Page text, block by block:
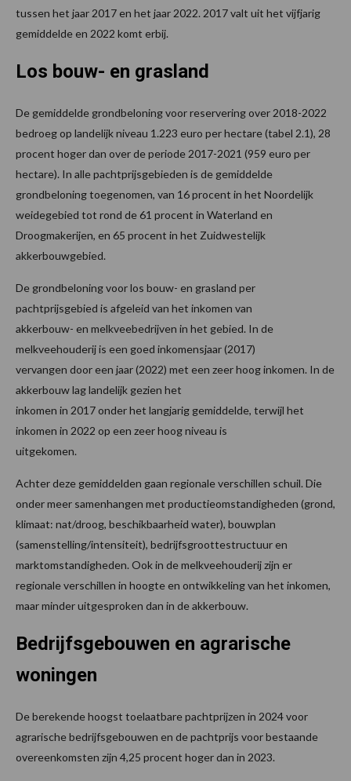
tussen het jaar 2017 en het jaar 2022. 2017 valt uit het vijfjarig
gemiddelde en 2022 komt erbij.
Los bouw- en grasland
De gemiddelde grondbeloning voor reservering over 2018-2022
bedroeg op landelijk niveau 1.223 euro per hectare (tabel 2.1), 28
procent hoger dan over de periode 2017-2021 (959 euro per
hectare). In alle pachtprijsgebieden is de gemiddelde
grondbeloning toegenomen, van 16 procent in het Noordelijk
weidegebied tot rond de 61 procent in Waterland en
Droogmakerijen, en 65 procent in het Zuidwestelijk
akkerbouwgebied.
De grondbeloning voor los bouw- en grasland per
pachtprijsgebied is afgeleid van het inkomen van
akkerbouw- en melkveebedrijven in het gebied. In de
melkveehouderij is een goed inkomensjaar (2017)
vervangen door een jaar (2022) met een zeer hoog inkomen. In de
akkerbouw lag landelijk gezien het
inkomen in 2017 onder het langjarig gemiddelde, terwijl het
inkomen in 2022 op een zeer hoog niveau is
uitgekomen.
Achter deze gemiddelden gaan regionale verschillen schuil. Die
onder meer samenhangen met productieomstandigheden (grond,
klimaat: nat/droog, beschikbaarheid water), bouwplan
(samenstelling/intensiteit), bedrijfsgroottestructuur en
marktomstandigheden. Ook in de melkveehouderij zijn er
regionale verschillen in hoogte en ontwikkeling van het inkomen,
maar minder uitgesproken dan in de akkerbouw.
Bedrijfsgebouwen en agrarische
woningen
De berekende hoogst toelaatbare pachtprijzen in 2024 voor
agrarische bedrijfsgebouwen en de pachtprijs voor bestaande
overeenkomsten zijn 4,25 procent hoger dan in 2023.